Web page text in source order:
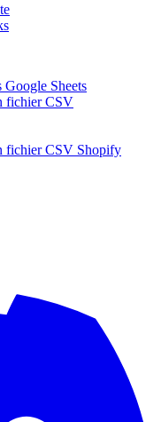
Sheets
fichier CSV
fichier CSV Shopify